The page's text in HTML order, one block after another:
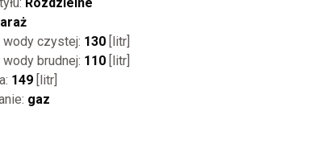
wody czystej: 130 [litr]
brudnej: 110 [litr]
149 [litr]
gaz